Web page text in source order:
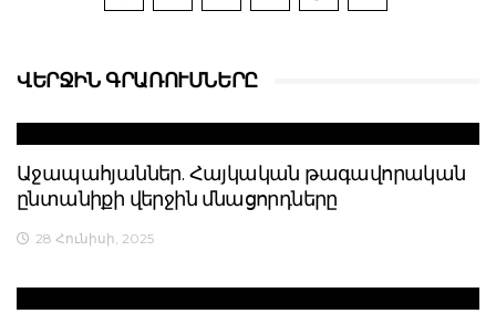
ՎԵՐՋԻՆ ԳՐԱՌՈՒՄՆԵՐԸ
Աջապահյաններ. Հայկական թագավորական
ընտանիքի վերջին մնացորդները
28 Հունիսի, 2025